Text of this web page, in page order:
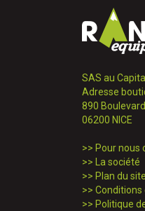
SAS au
Adresse
890
06200 NICE
>> Pour nous
>> La société
>> Plan du site
>> Conditions
>> Politique